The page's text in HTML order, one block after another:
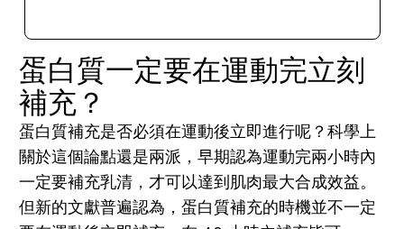
蛋白質一定要在運動完立刻
補充？
蛋白質補充是否必須在運動後立即進行呢？科學上
關於這個論點還是兩派，早期認為運動完兩小時內
一定要補充乳清，才可以達到肌肉最大合成效益。
但新的文獻普遍認為，蛋白質補充的時機並不一定